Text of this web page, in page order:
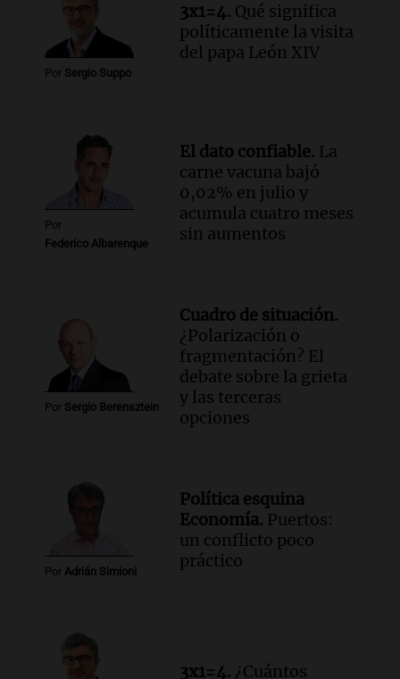
Episodios
Audio.Monseñor Fenoy celebra la visita
de León XIV a Argentina y reflexiona
sobre su impacto espiritual
Audio.El ministro de Economía de Santa
Fe relativiza el impacto del fallo sobre
jubilaciones en la provincia
Panorama Federal
Episodios
Por Sergio Suppo
3x1=4. Qué significa
políticamente la visita
del papa León XIV
Por
Federico Albarenque
El dato confiable. La
carne vacuna bajó
0,02% en julio y
acumula cuatro meses
sin aumentos
Por Sergio Berensztein
Cuadro de situación.
¿Polarización o
fragmentación? El
debate sobre la grieta
y las terceras
opciones
Por Adrián Simioni
Política esquina
Economía. Puertos:
un conflicto poco
práctico
3x1=4. ¿Cuántos